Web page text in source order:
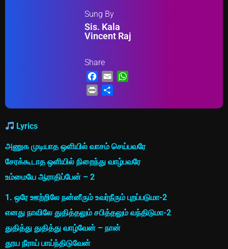
Sung By
Sis. Kala
Vincent Raj
Share
Facebook
Email
Print
Lyrics
அணுக முடியாத ஒளியில் வாசம் செய்பவரே
சேரக்கூடாத ஒளியில் நிறைந்து வாழ்பவரே
உம்மையே ஆராதிப்பேன் – 2
1. ஒரே ஊற்றிலே நன்னீரும் உவர்நீரும் புறப்படுமா-2
எனது நாவிலே துதித்தலும் சபித்தலும் வந்திடுமா-2
துதித்து துதித்து வாழ்வேன் – நான்
தூய நீராய் பாய்ந்திடுவேன்